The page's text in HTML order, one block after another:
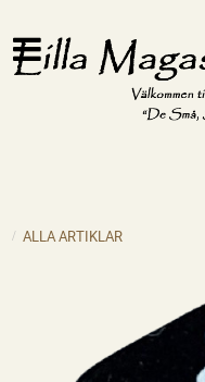
ALLA ARTIKLAR